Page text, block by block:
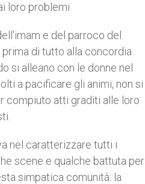
loro problemi.
e del parroco del
di tutto alla concordia
si alleano con le donne nel
a pacificare gli animi, non si
compiuto atti graditi alle loro
nel caratterizzare tutti i
scene e qualche battuta per
simpatica comunità: la